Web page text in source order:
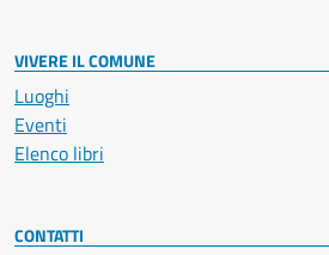
VIVERE IL COMUNE
Luoghi
Eventi
Elenco libri
CONTATTI